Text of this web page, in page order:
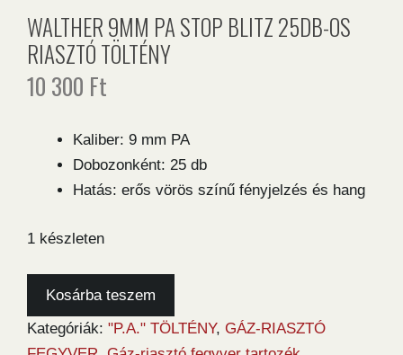
WALTHER 9MM PA STOP BLITZ 25DB-OS
RIASZTÓ TÖLTÉNY
10 300 Ft
Kaliber: 9 mm PA
Dobozonként: 25 db
Hatás: erős vörös színű fényjelzés és hang
1 készleten
Walther
PA
Kosárba teszem
Kategóriák: "P.A." TÖLTÉNY, GÁZ-RIASZTÓ